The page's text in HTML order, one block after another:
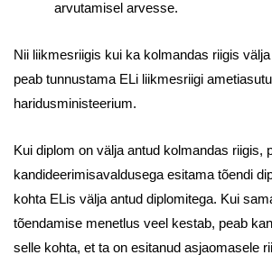
arvutamisel arvesse.
Nii liikmesriigis kui ka kolmandas riigis
peab tunnustama ELi liikmesriigi
haridusministeerium.
Kui diplom on välja antud kolmandas riigis,
kandideerimisavaldusega esitama tõendi
kohta ELis välja antud diplomitega. Kui
tõendamise menetlus veel kestab, peab
selle kohta, et ta on esitanud asjaomasele